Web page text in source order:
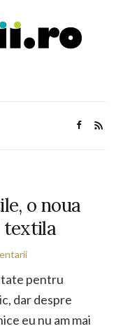
o noua
textila
pentru
dar despre
eu nu am mai